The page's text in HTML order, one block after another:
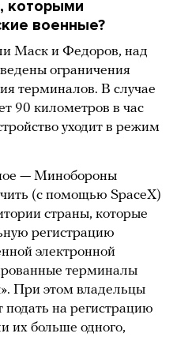
которыми
военные?
Маск и Федоров, над
ограничения
терминалов. В случае
90 километров в час
уходит в режим
— Минобороны
(с помощью SpaceX)
страны, которые
регистрацию
электронной
терминалы
При этом владельцы
подать на регистрацию
их больше одного,